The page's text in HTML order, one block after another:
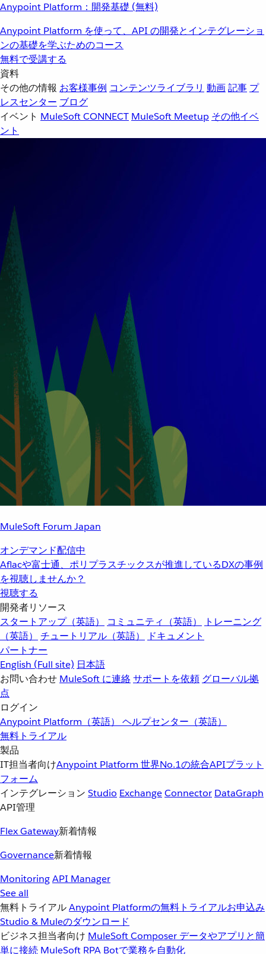
Anypoint Platform：開発基礎 (無料)
Anypoint Platform を使って、API の開発とインテグレーショ
ンの基礎を学ぶためのコース
無料で受講する
資料
その他の情報 お客様事例 コンテンツライブラリ 動画記事 プ
レスセンター ブログ
イベント MuleSoft CONNECT MuleSoft Meetup その他イベ
ント
MuleSoft Forum Japan
オンデマンド配信中
Aflacや富士通、ポリプラスチックスが推進しているDXの事例
を視聴しませんか？
視聴する
開発者リソース
スタートアップ（英語）
コミュニティ（英語）
トレーニング
（英語）
チュートリアル（英語）
ドキュメント
パートナー
English (Full site) 日本語
お問い合わせ MuleSoft に連絡サポートを依頼 グローバル拠
点
ログイン
Anypoint Platform（英語） ヘルプセンター（英語）
無料トライアル
製品
IT担当者向けAnypoint Platform 世界No.1の統合APIプラット
フォーム
インテグレーション Studio ExchangeConnector DataGraph
API管理
Flex Gateway新着情報
Governance新着情報
MonitoringAPI Manager
See all
無料トライアルAnypoint Platformの無料トライアルお申込み
Studio & Muleのダウンロード
ビジネス担当者向け MuleSoft Composer データやアプリと簡
単に接続 MuleSoft RPA Botで業務を自動化